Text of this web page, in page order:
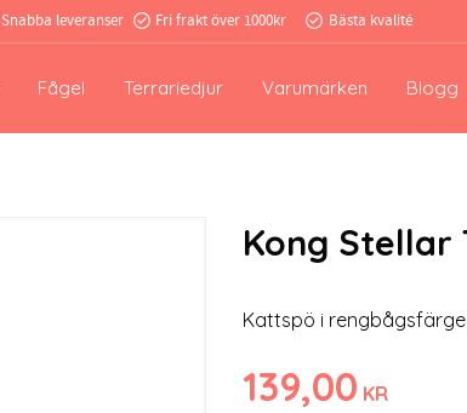
Snabba leveranser Fri frakt över 1000kr Bästa kvalité
Fågel Terrariedjur Varumärken Blogg
Kong Stellar
Kattspö i
139,00 KR